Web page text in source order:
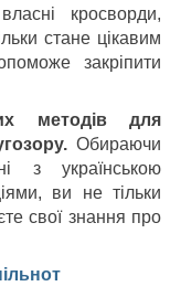
кросворди,
стане цікавим
закріпити
методів для
Обираючи
з українською
ви не тільки
свої знання про